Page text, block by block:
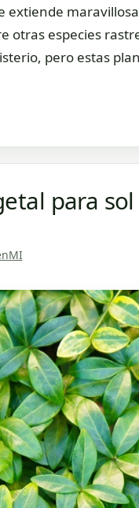
extiende
otras especies
pero estas
para